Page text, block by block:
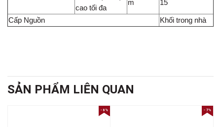
cao tối đa
m 15
Cấp Nguồn Khối trong nhà
SẢN PHẨM LIÊN QUAN
- 6% - 7%